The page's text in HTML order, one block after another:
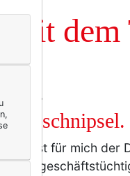
mit
ist für mich der
und